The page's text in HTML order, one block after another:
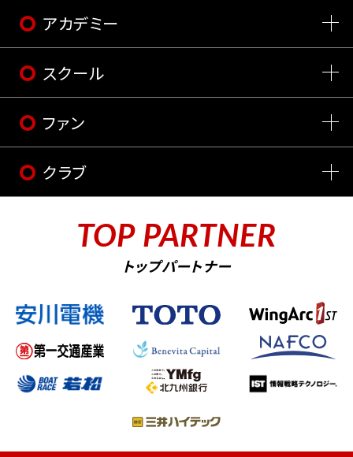
アカデミー
スクール
ファン
クラブ
TOP PARTNER
トップパートナー